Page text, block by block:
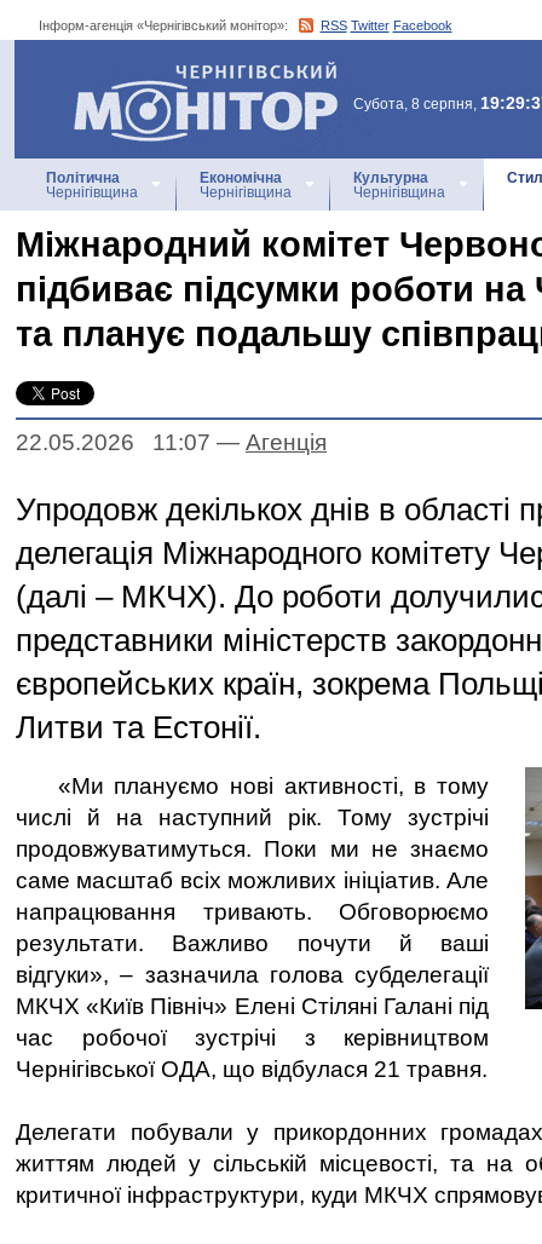
Інформ-агенція «Чернігівський монітор»: RSS Twitter Facebook
Інформ-агенція
«Чернігівський монітор»
Субота, 8 серпня,
Політична
Чернігівщина
Економічна
Чернігівщина
Культурна
Чернігівщина
Міжнародний комітет
підбиває підсумки роботи на
та планує подальшу
22.05.2026 11:07 — Агенцiя
Упродовж декількох днів в області
делегація Міжнародного комітету
(далі – МКЧХ). До роботи
представники міністерств
європейських країн, зокрема
Литви та Естонії.
«Ми плануємо нові активності, в тому
числі й на наступний рік. Тому зустрічі
продовжуватимуться. Поки ми не знаємо
саме масштаб всіх можливих ініціатив. Але
напрацювання тривають. Обговорюємо
результати. Важливо почути й ваші
відгуки», – зазначила голова субделегації
МКЧХ «Київ Північ» Елені Стіляні Галані під
час робочої зустрічі з керівництвом
Чернігівської ОДА, що відбулася 21 травня.
Делегати побували у прикордонних
життям людей у сільській місцевості, та на
критичної інфраструктури, куди МКЧХ